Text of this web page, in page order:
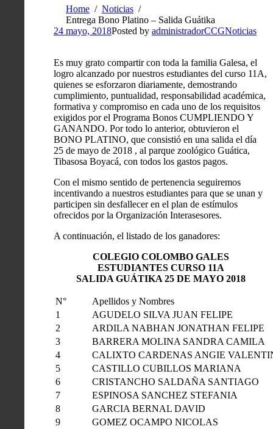
Home
Noticias
Entrega Bono Platino – Salida Guátika
24 mayo, 2018Posted by administradorCCGNoticias
Es muy grato compartir con toda la familia Galesa, el
logro alcanzado por nuestros estudiantes del curso 11A,
quienes se esforzaron diariamente, demostrando
cumplimiento, puntualidad, responsabilidad académica,
formativa y compromiso en cada uno de los requisitos
exigidos por el Programa Bonos CUMPLIENDO Y
GANANDO. Por todo lo anterior, obtuvieron el
BONO PLATINO, que consistió en una salida el día
25 de mayo de 2018 , al parque zoológico Guática,
Tibasosa Boyacá, con todos los gastos pagos.
Con el mismo sentido de pertenencia seguiremos
incentivando a nuestros estudiantes para que se unan y
participen sin desfallecer en el plan de estímulos
ofrecidos por la Organización Interasesores.
A continuación, el listado de los ganadores:
COLEGIO COLOMBO GALES
ESTUDIANTES CURSO 11A
SALIDA GUÁTIKA 25 DE MAYO 2018
N°
Apellidos y Nombres
1
AGUDELO SILVA JUAN FELIPE
2
ARDILA NABHAN JONATHAN FELIPE
3
BARRERA MOLINA SANDRA CAMILA
4
CALIXTO CARDENAS ANGIE
5
CASTILLO CUBILLOS MARIANA
6
CRISTANCHO SALDAÑA SANTIAGO
7
ESPINOSA SANCHEZ STEFANIA
8
GARCIA BERNAL DAVID
9
GOMEZ OCAMPO NICOLAS